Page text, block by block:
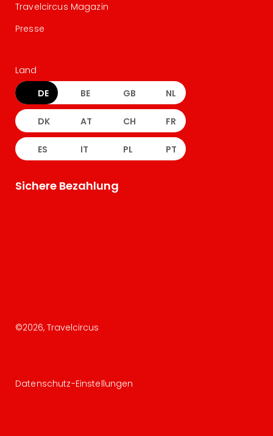
Travelcircus Magazin
Presse
Land
DE BE GB NL
DK AT CH FR
ES IT PL PT
Sichere Bezahlung
©2026, Travelcircus
Datenschutz-Einstellungen